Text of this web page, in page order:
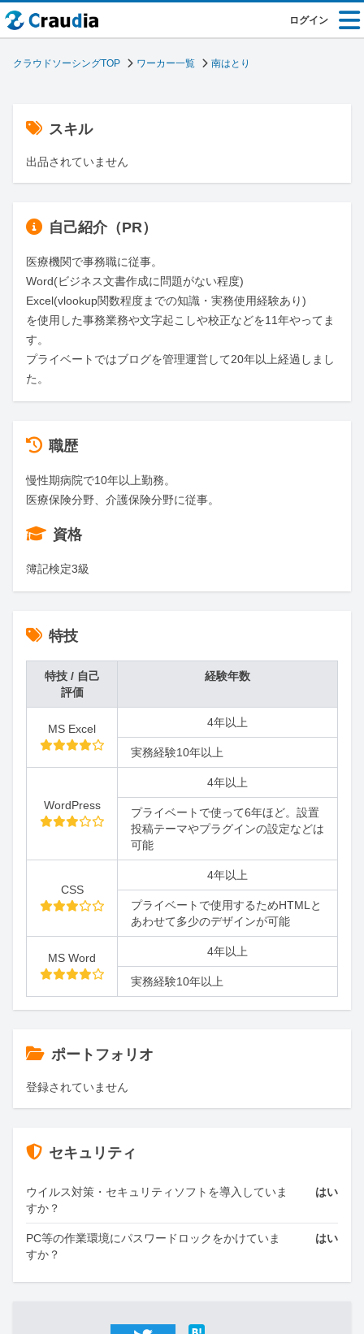
ログイン
クラウドソーシングTOP ワーカー一覧 南はとり
スキル
出品されていません
自己紹介（PR）
医療機関で事務職に従事。
Word(ビジネス文書作成に問題がない程度)
Excel(vlookup関数程度までの知識・実務使用経験あり)
を使用した事務業務や文字起こしや校正などを11年やってま
す。
プライベートではブログを管理運営して20年以上経過しまし
た。
職歴
慢性期病院で10年以上勤務。
医療保険分野、介護保険分野に従事。
資格
簿記検定3級
特技
特技 / 自己
評価
経験年数
MS Excel 4年以上
実務経験10年以上
WordPress
4年以上
プライベートで使って6年ほど。設置
投稿テーマやプラグインの設定などは
可能
CSS
4年以上
プライベートで使用するためHTMLと
あわせて多少のデザインが可能
MS Word 4年以上
実務経験10年以上
ポートフォリオ
登録されていません
セキュリティ
ウイルス対策・セキュリティソフトを導入していま
すか？
はい
PC等の作業環境にパスワードロックをかけていま
すか？
はい